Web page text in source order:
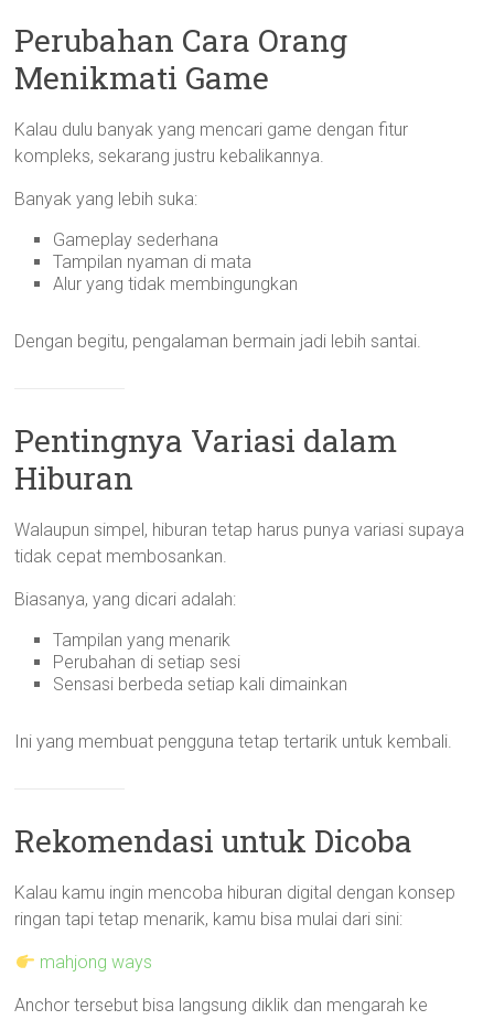
Perubahan Cara Orang
Menikmati Game
Kalau dulu banyak yang mencari game dengan fitur
kompleks, sekarang justru kebalikannya.
Banyak yang lebih suka:
Gameplay sederhana
Tampilan nyaman di mata
Alur yang tidak membingungkan
Dengan begitu, pengalaman bermain jadi lebih santai.
Pentingnya Variasi dalam
Hiburan
Walaupun simpel, hiburan tetap harus punya variasi supaya
tidak cepat membosankan.
Biasanya, yang dicari adalah:
Tampilan yang menarik
Perubahan di setiap sesi
Sensasi berbeda setiap kali dimainkan
Ini yang membuat pengguna tetap tertarik untuk kembali.
Rekomendasi untuk Dicoba
Kalau kamu ingin mencoba hiburan digital dengan konsep
ringan tapi tetap menarik, kamu bisa mulai dari sini:
mahjong ways
Anchor tersebut bisa langsung diklik dan mengarah ke